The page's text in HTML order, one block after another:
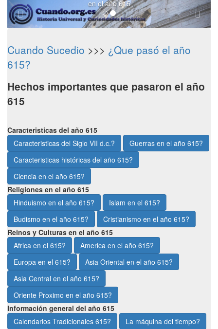
en el año 615
Cuando Sucedio >>> ¿Que pasó el año
615?
Hechos importantes que pasaron el año
615
Caracteristicas del año 615
Caracteristicas del Siglo VII d.c.?
Guerras en el año 615?
Caracteristicas históricas del año 615?
Ciencia en el año 615?
Religiones en el año 615
Hinduismo en el año 615?
Islam en el 615?
Budismo en el año 615?
Cristianismo en el año 615?
Reinos y Culturas en el año 615
Africa en el 615?
America en el año 615?
Europa en el 615?
Asia Oriental en el año 615?
Asia Central en el año 615?
Oriente Proximo en el año 615?
Información general del año 615
Calendarios Tradicionales 615?
La máquina del tiempo?